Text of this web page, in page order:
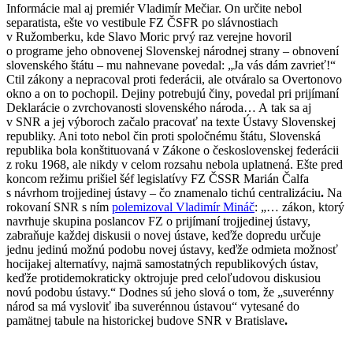
Informácie mal aj premiér Vladimír Mečiar. On určite nebol
separatista, ešte vo vestibule FZ ČSFR po slávnostiach
v Ružomberku, kde Slavo Moric prvý raz verejne hovoril
o programe jeho obnovenej Slovenskej národnej strany – obnovení
slovenského štátu – mu nahnevane povedal: „Ja vás dám zavrieť!“
Ctil zákony a nepracoval proti federácii, ale otváralo sa Overtonovo
okno a on to pochopil. Dejiny potrebujú činy, povedal pri prijímaní
Deklarácie o zvrchovanosti slovenského národa… A tak sa aj
v SNR a jej výboroch začalo pracovať na texte Ústavy Slovenskej
republiky. Ani toto nebol čin proti spoločnému štátu, Slovenská
republika bola konštituovaná v Zákone o československej federácii
z roku 1968, ale nikdy v celom rozsahu nebola uplatnená. Ešte pred
koncom režimu prišiel šéf legislatívy FZ ČSSR Marián Čalfa
s návrhom trojjedinej ústavy – čo znamenalo tichú centralizáciu. Na
rokovaní SNR s ním polemizoval Vladimír Mináč: „… zákon, ktorý
navrhuje skupina poslancov FZ o prijímaní trojjedinej ústavy,
zabraňuje každej diskusii o novej ústave, keďže dopredu určuje
jednu jedinú možnú podobu novej ústavy, keďže odmieta možnosť
hocijakej alternatívy, najmä samostatných republikových ústav,
keďže protidemokraticky oktrojuje pred celoľudovou diskusiou
novú podobu ústavy.“ Dodnes sú jeho slová o tom, že „suverénny
národ sa má vysloviť iba suverénnou ústavou“ vytesané do
pamätnej tabule na historickej budove SNR v Bratislave.